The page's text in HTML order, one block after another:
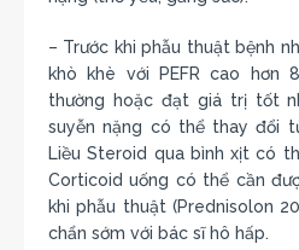
– Trước khi phẫu thuật bệnh
khò khè với PEFR cao hơn
thường hoặc đạt giá trị tốt
suyễn nặng có thể thay đổi
Liều Steroid qua bình xịt có
Corticoid uống có thể cần
khi phẫu thuật (Prednisolon
chẩn sớm với bác sĩ hô hấp.